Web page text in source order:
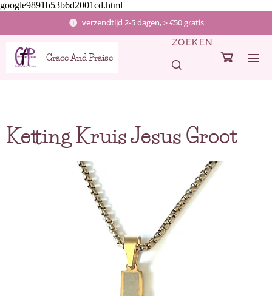
google9891b53b6d2001cd.html
verzendtijd 2-5 dagen, > €50 gratis
Grace And Praise
ZOEKEN
Ketting Kruis Jesus Groot